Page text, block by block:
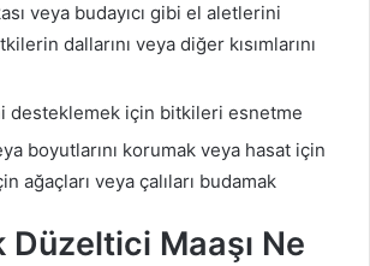
veya budayıcı gibi el aletlerini
dallarını veya diğer kısımlarını
desteklemek için bitkileri esnetme
boyutlarını korumak veya hasat için
ağaçları veya çalıları budamak
Düzeltici Maaşı Ne